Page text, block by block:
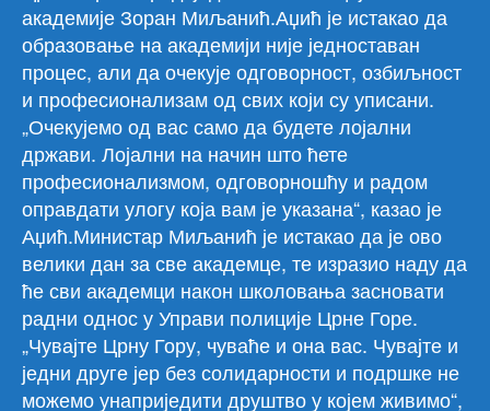
академије Зоран Миљанић.Аџић је истакао да
образовање на академији није једноставан
процес, али да очекује одговорност, озбиљност
и професионализам од свих који су уписани.
„Очекујемо од вас само да будете лојални
држави. Лојални на начин што ћете
професионализмом, одговорношћу и радом
оправдати улогу која вам је указана“, казао је
Аџић.Министар Миљанић је истакао да је ово
велики дан за све академце, те изразио наду да
ће сви академци након школовања засновати
радни однос у Управи полиције Црне Горе.
„Чувајте Црну Гору, чуваће и она вас. Чувајте и
једни друге јер без солидарности и подршке не
можемо унаприједити друштво у којем живимо“,